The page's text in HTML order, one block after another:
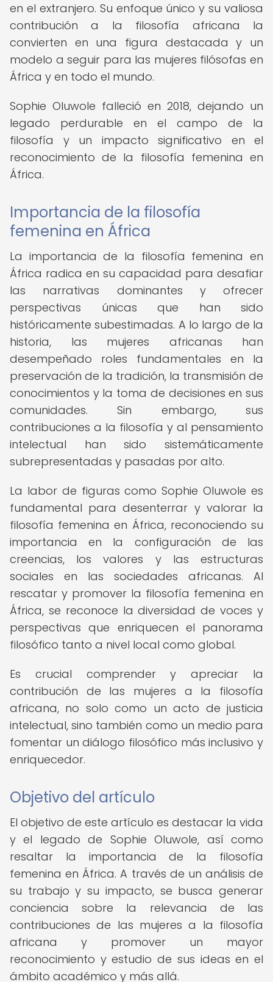
en el extranjero. Su enfoque único y su valiosa
contribución a la filosofía africana la
convierten en una figura destacada y un
modelo a seguir para las mujeres filósofas en
África y en todo el mundo.
Sophie Oluwole falleció en 2018, dejando un
legado perdurable en el campo de la
filosofía y un impacto significativo en el
reconocimiento de la filosofía femenina en
África.
Importancia de la filosofía
femenina en África
La importancia de la filosofía femenina en
África radica en su capacidad para desafiar
las narrativas dominantes y ofrecer
perspectivas únicas que han sido
históricamente subestimadas. A lo largo de la
historia, las mujeres africanas han
desempeñado roles fundamentales en la
preservación de la tradición, la transmisión de
conocimientos y la toma de decisiones en sus
comunidades. Sin embargo, sus
contribuciones a la filosofía y al pensamiento
intelectual han sido sistemáticamente
subrepresentadas y pasadas por alto.
La labor de figuras como Sophie Oluwole es
fundamental para desenterrar y valorar la
filosofía femenina en África, reconociendo su
importancia en la configuración de las
creencias, los valores y las estructuras
sociales en las sociedades africanas. Al
rescatar y promover la filosofía femenina en
África, se reconoce la diversidad de voces y
perspectivas que enriquecen el panorama
filosófico tanto a nivel local como global.
Es crucial comprender y apreciar la
contribución de las mujeres a la filosofía
africana, no solo como un acto de justicia
intelectual, sino también como un medio para
fomentar un diálogo filosófico más inclusivo y
enriquecedor.
Objetivo del artículo
El objetivo de este artículo es destacar la vida
y el legado de Sophie Oluwole, así como
resaltar la importancia de la filosofía
femenina en África. A través de un análisis de
su trabajo y su impacto, se busca generar
conciencia sobre la relevancia de las
contribuciones de las mujeres a la filosofía
africana y promover un mayor
reconocimiento y estudio de sus ideas en el
ámbito académico y más allá.